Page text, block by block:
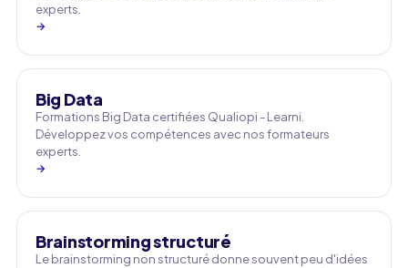
experts.
→
Big Data
Formations Big Data certifiées Qualiopi - Learni.
Développez vos compétences avec nos formateurs
experts.
→
Brainstorming structuré
Le brainstorming non structuré donne souvent peu d'idées